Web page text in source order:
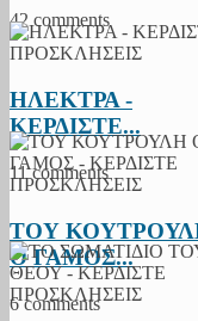
42 comments
ΗΛΕΚΤΡΑ -
ΚΕΡΔΙΣΤΕ...
11 comments
ΤΟΥ
Ο ΓΑΜΟΣ...
6 comments